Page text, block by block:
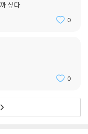
, 이 책의 역자는 카프카의
을 아버지를 상대로 한 것
을 올라가야 합니다. 다른
에게는 앞서의 다섯 계단
싶다
0
0